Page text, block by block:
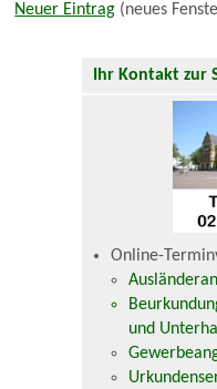
Neuer Eintrag (neues
Ihr Kontakt zur
Online-
und